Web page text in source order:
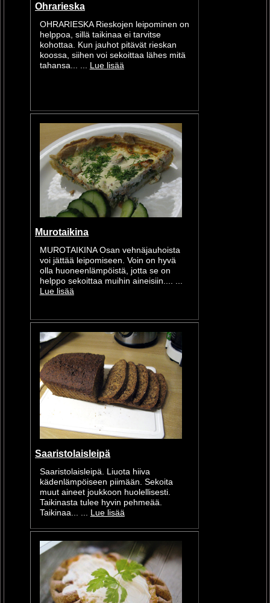
Ohrarieska
OHRARIESKA Rieskojen leipominen on
helppoa, sillä taikinaa ei tarvitse
kohottaa. Kun jauhot pitävät rieskan
koossa, siihen voi sekoittaa lähes mitä
tahansa... ...
Lue lisää
Murotaikina
MUROTAIKINA Osan vehnäjauhoista
voi jättää leipomiseen. Voin on hyvä
olla huoneenlämpöistä, jotta se on
helppo sekoittaa muihin aineisiin.... ...
Lue lisää
Saaristolaisleipä
Saaristolaisleipä. Liuota hiiva
kädenlämpöiseen piimään. Sekoita
muut aineet joukkoon huolellisesti.
Taikinasta tulee hyvin pehmeää.
Taikinaa... ... Lue lisää